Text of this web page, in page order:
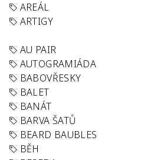
AREÁL
ARTIGY
AU PAIR
AUTOGRAMIÁDA
BABOVŘESKY
BALET
BANÁT
BARVA ŠATŮ
BEARD BAUBLES
BĚH